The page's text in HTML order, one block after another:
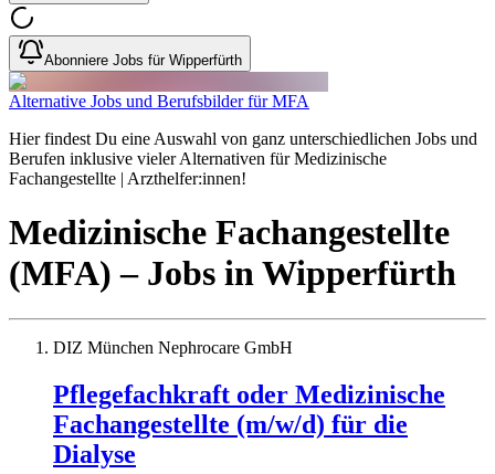
Abonniere Jobs für Wipperfürth
Alternative Jobs und Berufsbilder für MFA
Hier findest Du eine Auswahl von ganz unterschiedlichen Jobs und
Berufen inklusive vieler Alternativen für Medizinische
Fachangestellte | Arzthelfer:innen!
Medizinische Fachangestellte
(MFA) – Jobs inWipperfürth
DIZ München Nephrocare GmbH
Pflegefachkraft oder Medizinische
Fachangestellte (m/w/d) für die
Dialyse